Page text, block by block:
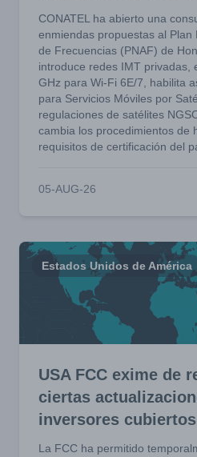
CONATEL ha abierto una
enmiendas propuestas al Plan
de Frecuencias (PNAF) de
introduce redes IMT privadas,
GHz para Wi-Fi 6E/7, habilita
para Servicios Móviles por
regulaciones de satélites
cambia los procedimientos de
requisitos de certificación del
05-AUG-26
Estados Unidos de América
USA FCC exime de
ciertas
inversores cubiertos
La FCC ha permitido